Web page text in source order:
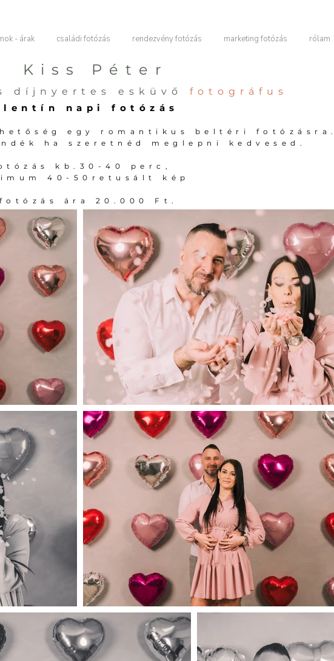
- árak családi fotózás rendezvény fotózás marketing fotózás rólam
Kiss Péter
díjnyertes esküvő fotográfus
napi fotózás
egy romantikus beltéri fotózásra.
ha szeretnéd meglepni kedvesed.
kb.30-40 perc,
40-50retusált kép
ára 20.000 Ft.